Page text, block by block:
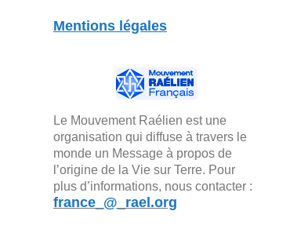
Mentions légales
Le Mouvement Raélien est une
organisation qui diffuse à travers le
monde un Message à propos de
l’origine de la Vie sur Terre. Pour
plus d’informations, nous contacter :
france_@_rael.org